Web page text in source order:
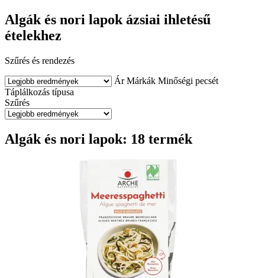
Algák és nori lapok ázsiai ihletésű
ételekhez
Szűrés és rendezés
Ár Márkák Minőségi pecsét
Táplálkozás típusa
Szűrés
Algák és nori lapok: 18 termék